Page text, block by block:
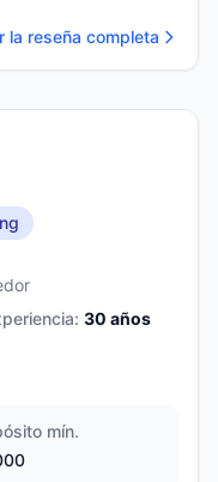
la reseña completa
30 años
mín.